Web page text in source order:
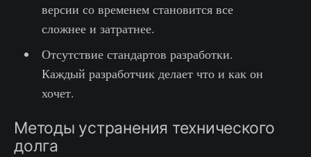
версии со временем становится все
сложнее и затратнее.
Отсутствие стандартов разработки.
Каждый разработчик делает что и как он
хочет.
Методы устранения технического
долга